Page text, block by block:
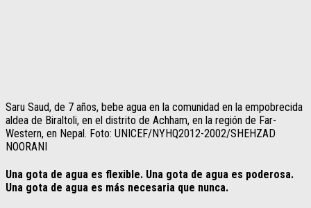
Saru Saud, de 7 años, bebe agua en la comunidad en la empobrecida
aldea de Biraltoli, en el distrito de Achham, en la región de Far-
Western, en Nepal. Foto: UNICEF/NYHQ2012-2002/SHEHZAD
NOORANI
Una gota de agua es flexible. Una gota de agua es poderosa.
Una gota de agua es más necesaria que nunca.